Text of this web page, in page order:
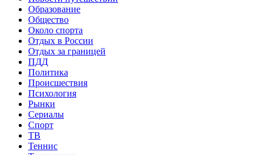
Образование
Общество
Около спорта
Отдых в России
Отдых за границей
ПДД
Политика
Происшествия
Психология
Рынки
Сериалы
Спорт
ТВ
Теннис